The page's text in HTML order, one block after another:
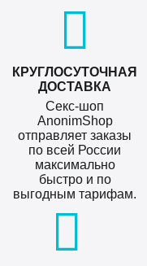
КРУГЛОСУТОЧНАЯ
ДОСТАВКА
Секс-шоп
AnonimShop
отправляет заказы
по всей России
максимально
быстро и по
выгодным тарифам.